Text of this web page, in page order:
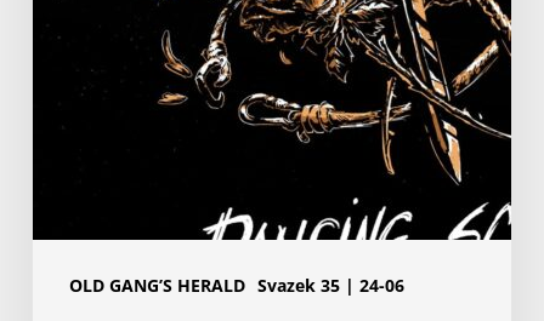
OLD GANG’S HERALD Svazek 35 | 24-06